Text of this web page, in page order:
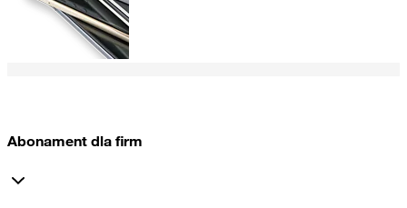
Abonament dla firm